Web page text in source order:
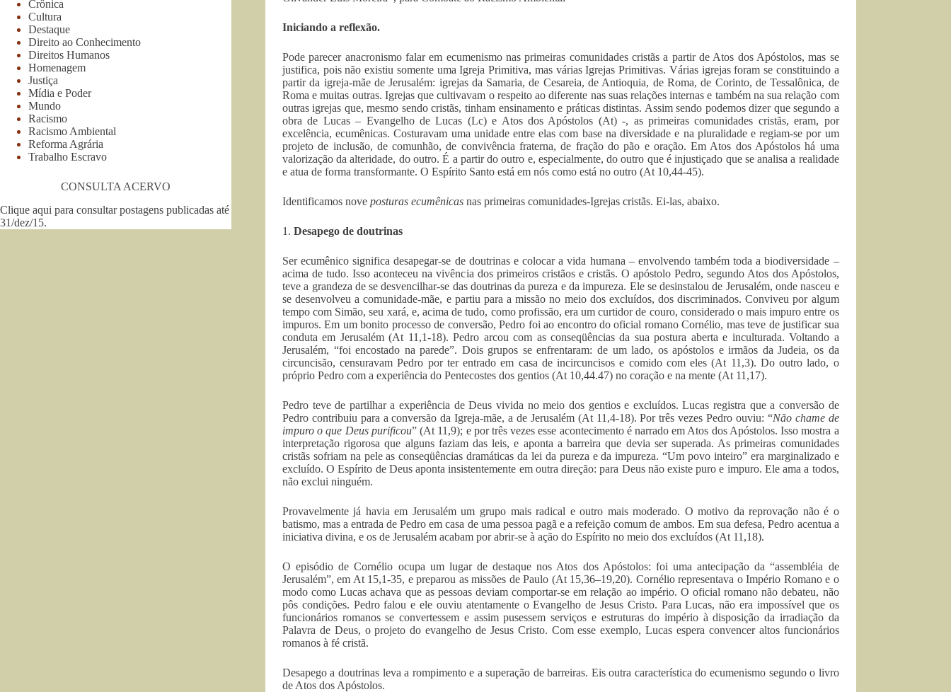
Iniciando a reflexão.
Pode parecer anacronismo falar em ecumenismo nas primeiras comunidades cristãs a partir de Atos dos Apóstolos, mas se
justifica, pois não existiu somente uma Igreja Primitiva, mas várias Igrejas Primitivas. Várias igrejas foram se constituindo a
partir da igreja-mãe de Jerusalém: igrejas da Samaria, de Cesareia, de Antioquia, de Roma, de Corinto, de Tessalônica, de
Roma e muitas outras. Igrejas que cultivavam o respeito ao diferente nas suas relações internas e também na sua relação com
outras igrejas que, mesmo sendo cristãs, tinham ensinamento e práticas distintas. Assim sendo podemos dizer que segundo a
obra de Lucas – Evangelho de Lucas (Lc) e Atos dos Apóstolos (At) -, as primeiras comunidades cristãs, eram, por
excelência, ecumênicas. Costuravam uma unidade entre elas com base na diversidade e na pluralidade e regiam-se por um
projeto de inclusão, de comunhão, de convivência fraterna, de fração do pão e oração. Em Atos dos Apóstolos há uma
valorização da alteridade, do outro. É a partir do outro e, especialmente, do outro que é injustiçado que se analisa a realidade
e atua de forma transformante. O Espírito Santo está em nós como está no outro (At 10,44-45).
Identificamos nove posturas ecumênicasnas primeiras comunidades-Igrejas cristãs. Ei-las, abaixo.
1. Desapego de doutrinas
Ser ecumênico significa desapegar-se de doutrinas e colocar a vida humana – envolvendo também toda a biodiversidade –
acima de tudo. Isso aconteceu na vivência dos primeiros cristãos e cristãs. O apóstolo Pedro, segundo Atos dos Apóstolos,
teve a grandeza de se desvencilhar-se das doutrinas da pureza e da impureza. Ele se desinstalou de Jerusalém, onde nasceu e
se desenvolveu a comunidade-mãe, e partiu para a missão no meio dos excluídos, dos discriminados. Conviveu por algum
tempo com Simão, seu xará, e, acima de tudo, como profissão, era um curtidor de couro, considerado o mais impuro entre os
impuros. Em um bonito processo de conversão, Pedro foi ao encontro do oficial romano Cornélio, mas teve de justificar sua
conduta em Jerusalém (At 11,1-18). Pedro arcou com as conseqüências da sua postura aberta e inculturada. Voltando a
Jerusalém, “foi encostado na parede”. Dois grupos se enfrentaram: de um lado, os apóstolos e irmãos da Judeia, os da
circuncisão, censuravam Pedro por ter entrado em casa de incircuncisos e comido com eles (At 11,3). Do outro lado, o
próprio Pedro com a experiência do Pentecostes dos gentios (At 10,44.47) no coração e na mente (At 11,17).
Pedro teve de partilhar a experiência de Deus vivida no meio dos gentios e excluídos. Lucas registra que a conversão de
Pedro contribuiu para a conversão da Igreja-mãe, a de Jerusalém (At 11,4-18). Por três vezes Pedro ouviu: “Não chame de
impuro o que Deus purificou” (At 11,9); e por três vezes esse acontecimento é narrado em Atos dos Apóstolos. Isso mostra a
interpretação rigorosa que alguns faziam das leis, e aponta a barreira que devia ser superada. As primeiras comunidades
cristãs sofriam na pele as conseqüências dramáticas da lei da pureza e da impureza. “Um povo inteiro” era marginalizado e
excluído. O Espírito de Deus aponta insistentemente em outra direção: para Deus não existe puro e impuro. Ele ama a todos,
não exclui ninguém.
Provavelmente já havia em Jerusalém um grupo mais radical e outro mais moderado. O motivo da reprovação não é o
batismo, mas a entrada de Pedro em casa de uma pessoa pagã e a refeição comum de ambos. Em sua defesa, Pedro acentua a
iniciativa divina, e os de Jerusalém acabam por abrir-se à ação do Espírito no meio dos excluídos (At 11,18).
O episódio de Cornélio ocupa um lugar de destaque nos Atos dos Apóstolos: foi uma antecipação da “assembléia de
Jerusalém”, em At 15,1-35, e preparou as missões de Paulo (At 15,36–19,20). Cornélio representava o Império Romano e o
modo como Lucas achava que as pessoas deviam comportar-se em relação ao império. O oficial romano não debateu, não
pôs condições. Pedro falou e ele ouviu atentamente o Evangelho de Jesus Cristo. Para Lucas, não era impossível que os
funcionários romanos se convertessem e assim pusessem serviços e estruturas do império à disposição da irradiação da
Palavra de Deus, o projeto do evangelho de Jesus Cristo. Com esse exemplo, Lucas espera convencer altos funcionários
romanos à fé cristã.
Desapego a doutrinas leva a rompimento e a superação de barreiras. Eis outra característica do ecumenismo segundo o livro
de Atos dos Apóstolos.
Crônica
Cultura
Destaque
Direito ao Conhecimento
Direitos Humanos
Homenagem
Justiça
Mídia e Poder
Mundo
Racismo
Racismo Ambiental
Reforma Agrária
Trabalho Escravo
CONSULTA ACERVO
Clique aqui para consultar postagens publicadas até
31/dez/15.